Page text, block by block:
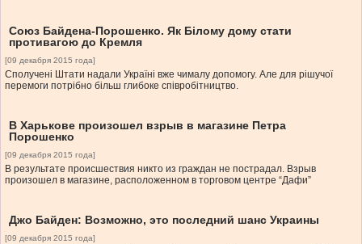
Союз Байдена-Порошенко. Як Білому дому стати
противагою до Кремля
[09 декабря 2015 года]
Сполучені Штати надали Україні вже чималу допомогу. Але для рішучої
перемоги потрібно більш глибоке співробітництво.
В Харькове произошел взрыв в магазине Петра
Порошенко
[09 декабря 2015 года]
В результате происшествия никто из граждан не пострадал. Взрыв
произошел в магазине, расположенном в торговом центре “Дафи”
Джо Байден: Возможно, это последний шанс Украины
[09 декабря 2015 года]